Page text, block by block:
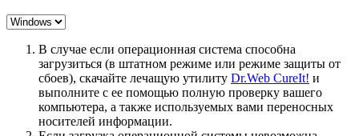
В случае если операционная система способна
загрузиться (в штатном режиме или режиме защиты от
сбоев), скачайте лечащую утилиту Dr.Web CureIt! и
выполните с ее помощью полную проверку вашего
компьютера, а также используемых вами переносных
носителей информации.